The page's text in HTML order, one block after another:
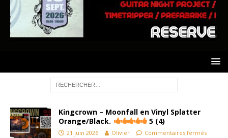
Kingcrown – Moonfall en Vinyl Splatter
Orange/Black.
5 (4)
21 juin 2026 Olivier Commentaires fermés